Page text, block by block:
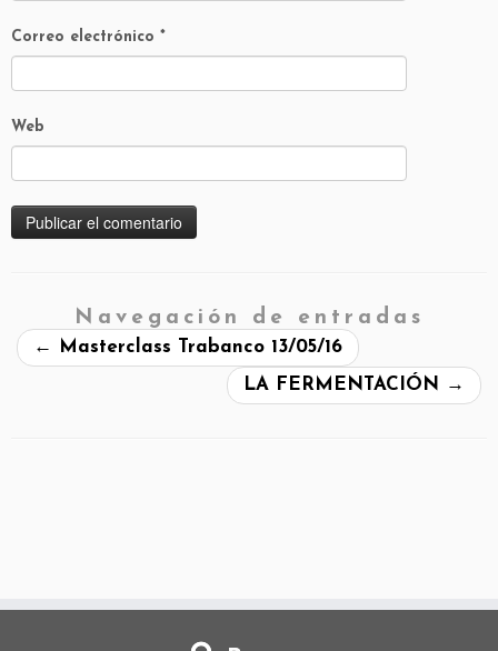
Correo electrónico *
Web
Navegación de entradas
←
Masterclass Trabanco 13/05/16
LA FERMENTACIÓN →